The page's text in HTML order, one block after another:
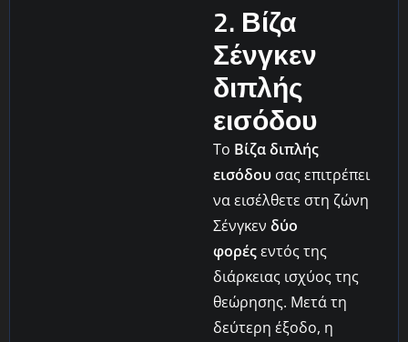
2. Βίζα
Σένγκεν
διπλής
εισόδου
Το Βίζα διπλής
εισόδου σας επιτρέπει
να εισέλθετε στη ζώνη
Σένγκεν δύο
φορέςεντός της
διάρκειας ισχύος της
θεώρησης. Μετά τη
δεύτερη έξοδο, η